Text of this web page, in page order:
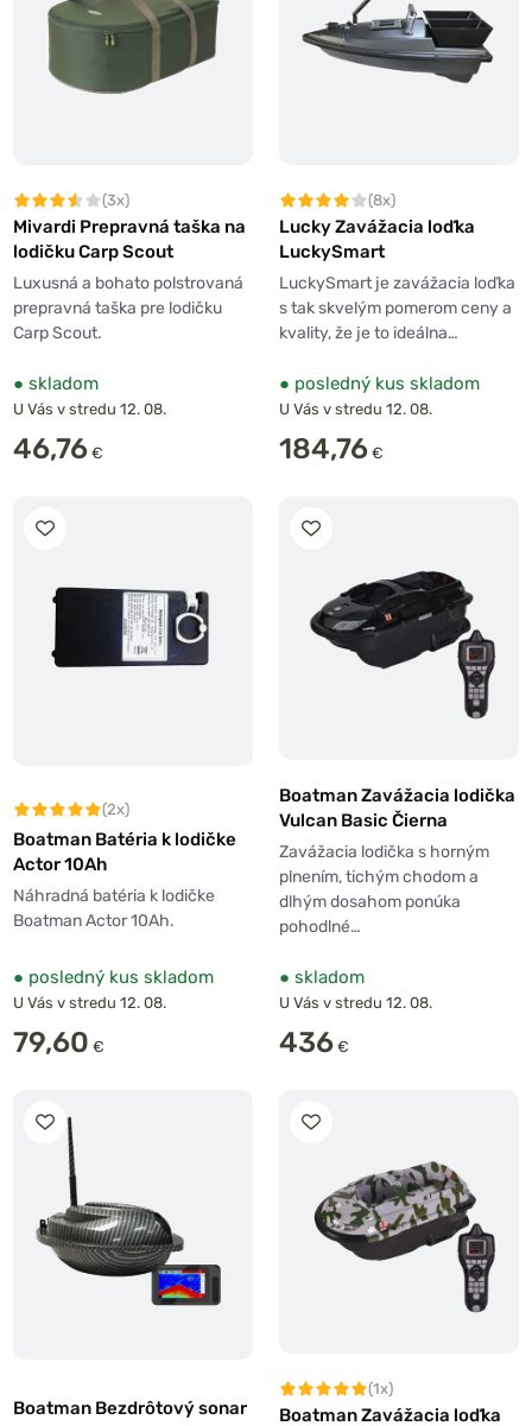
(3x)
Mivardi Prepravná taška na
lodičku Carp Scout
Luxusná a bohato polstrovaná
prepravná taška pre lodičku
Carp Scout.
● skladom
U Vás v stredu 12. 08.
46,76 €
(8x)
Lucky Zavážacia loďka
LuckySmart
LuckySmart je zavážacia loďka
s tak skvelým pomerom ceny a
kvality, že je to ideálna…
● posledný kus skladom
U Vás v stredu 12. 08.
184,76 €
(2x)
Boatman Batéria k lodičke
Actor 10Ah
Náhradná batéria k lodičke
Boatman Actor 10Ah.
● posledný kus skladom
U Vás v stredu 12. 08.
79,60 €
Boatman Zavážacia lodička
Vulcan Basic Čierna
Zavážacia lodička s horným
plnením, tichým chodom a
dlhým dosahom ponúka
pohodlné…
● skladom
U Vás v stredu 12. 08.
436 €
Boatman Bezdrôtový sonar
(1x)
Boatman Zavážacia loďka